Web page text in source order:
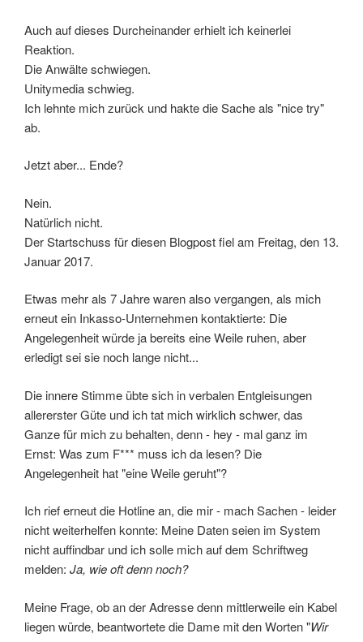
Auch auf dieses Durcheinander erhielt ich keinerlei
Reaktion.
Die Anwälte schwiegen.
Unitymedia schwieg.
Ich lehnte mich zurück und hakte die Sache als "nice try"
ab.
Jetzt aber... Ende?
Nein.
Natürlich nicht.
Der Startschuss für diesen Blogpost fiel am Freitag, den 13.
Januar 2017.
Etwas mehr als 7 Jahre waren also vergangen, als mich
erneut ein Inkasso-Unternehmen kontaktierte: Die
Angelegenheit würde ja bereits eine Weile ruhen, aber
erledigt sei sie noch lange nicht...
Die innere Stimme übte sich in verbalen Entgleisungen
allererster Güte und ich tat mich wirklich schwer, das
Ganze für mich zu behalten, denn - hey - mal ganz im
Ernst: Was zum F*** muss ich da lesen? Die
Angelegenheit hat "eine Weile geruht"?
Ich rief erneut die Hotline an, die mir - mach Sachen - leider
nicht weiterhelfen konnte: Meine Daten seien im System
nicht auffindbar und ich solle mich auf dem Schriftweg
melden: Ja, wie oft denn noch?
Meine Frage, ob an der Adresse denn mittlerweile ein Kabel
liegen würde, beantwortete die Dame mit den Worten "Wir